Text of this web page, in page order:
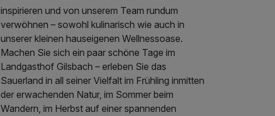
inspirieren und von unserem Team rundum
verwöhnen – sowohl kulinarisch wie auch in
unserer kleinen hauseigenen Wellnessoase.
Machen Sie sich ein paar schöne Tage im
Landgasthof Gilsbach – erleben Sie das
Sauerland in all seiner Vielfalt im Frühling inmitten
der erwachenden Natur, im Sommer beim
Wandern, im Herbst auf einer spannenden